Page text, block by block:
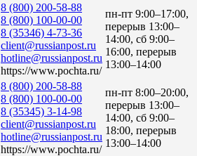
8 (800) 200-58-88
8 (800) 100-00-00
8 (35346) 4-73-36
client@russianpost.ru
hotline@russianpost.ru
https://www.pochta.ru/
пн-пт 9:00–17:00,
перерыв 13:00–
14:00, сб 9:00–
16:00, перерыв
13:00–14:00
8 (800) 200-58-88
8 (800) 100-00-00
8 (35345) 3-14-98
client@russianpost.ru
hotline@russianpost.ru
https://www.pochta.ru/
пн-пт 8:00–20:00,
перерыв 13:00–
14:00, сб 9:00–
18:00, перерыв
13:00–14:00